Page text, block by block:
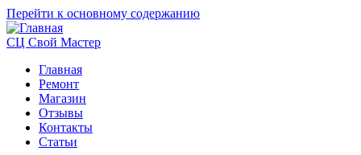
Перейти к основному содержанию
СЦ Свой Мастер
Главная
Ремонт
Магазин
Отзывы
Контакты
Статьи